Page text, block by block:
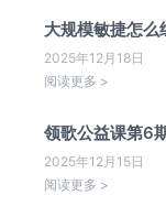
大规模敏捷怎么
2025年12月18日
阅读更多 >
领歌公益课第6
2025年12月15日
阅读更多 >